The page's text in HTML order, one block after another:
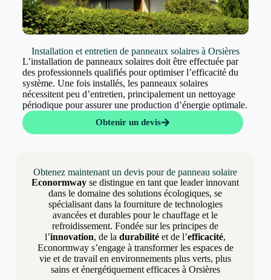
Installation et entretien de panneaux solaires à Orsières
L’installation de panneaux solaires doit être effectuée par
des professionnels qualifiés pour optimiser l’efficacité du
système. Une fois installés, les panneaux solaires
nécessitent peu d’entretien, principalement un nettoyage
périodique pour assurer une production d’énergie optimale.
Obtenir un devis
Obtenez maintenant un devis pour de panneau solaire
Econormway se distingue en tant que leader innovant
dans le domaine des solutions écologiques, se
spécialisant dans la fourniture de technologies
avancées et durables pour le chauffage et le
refroidissement. Fondée sur les principes de
l’innovation, de ladurabilité et de l’efficacité,
Econormway s’engage à transformer les espaces de
vie et de travail en environnements plus verts, plus
sains et énergétiquement efficaces à Orsières